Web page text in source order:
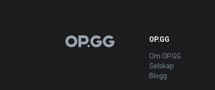
OP.GG OP.GG
Om OP.GG
Selskap
Blogg